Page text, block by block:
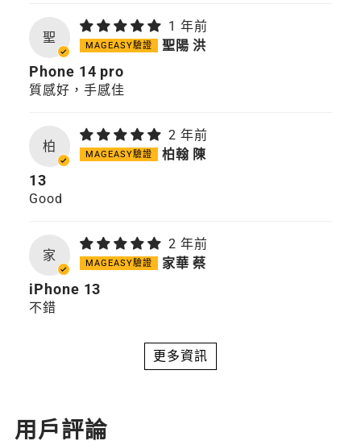
聖
1 年前
聖陽 洪
Phone 14 pro
質感好，手感佳
柏
2 年前
柏翰 陳
13
Good
家
2 年前
家華 蔡
iPhone 13
不錯
更多資訊
用戶評論